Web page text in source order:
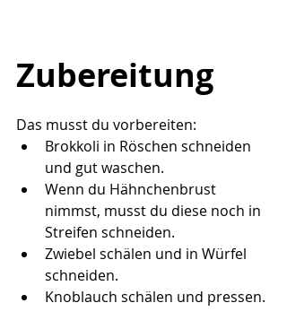
Zubereitung
Das musst du vorbereiten:
Brokkoli in Röschen schneiden
und gut waschen.
Wenn du Hähnchenbrust
nimmst, musst du diese noch in
Streifen schneiden.
Zwiebel schälen und in Würfel
schneiden.
Knoblauch schälen und pressen.